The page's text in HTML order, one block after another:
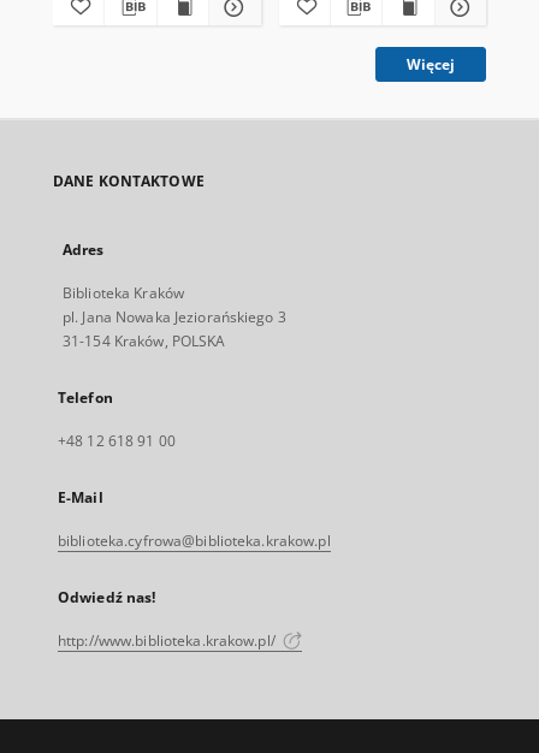
Więcej
DANE KONTAKTOWE
Adres
Biblioteka Kraków
pl. Jana Nowaka Jeziorańskiego 3
31-154 Kraków, POLSKA
Telefon
+48 12 618 91 00
E-Mail
biblioteka.cyfrowa@biblioteka.krakow.pl
Odwiedź nas!
http://www.biblioteka.krakow.pl/